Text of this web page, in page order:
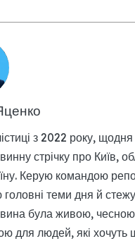
з 2022 року,
стрічку про Київ,
Керую командою
головні теми дня й
була живою,
для людей, які хочуть